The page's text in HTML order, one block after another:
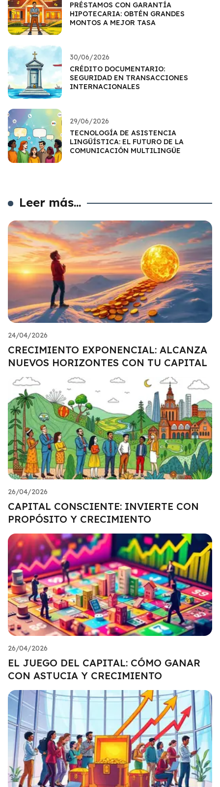
PRÉSTAMOS CON GARANTÍA
HIPOTECARIA: OBTÉN GRANDES
MONTOS A MEJOR TASA
30/06/2026
CRÉDITO DOCUMENTARIO:
SEGURIDAD EN TRANSACCIONES
INTERNACIONALES
29/06/2026
TECNOLOGÍA DE ASISTENCIA
LINGÜÍSTICA: EL FUTURO DE LA
COMUNICACIÓN MULTILINGÜE
Leer más...
24/04/2026
CRECIMIENTO EXPONENCIAL: ALCANZA
NUEVOS HORIZONTES CON TU CAPITAL
26/04/2026
CAPITAL CONSCIENTE: INVIERTE CON
PROPÓSITO Y CRECIMIENTO
26/04/2026
EL JUEGO DEL CAPITAL: CÓMO GANAR
CON ASTUCIA Y CRECIMIENTO